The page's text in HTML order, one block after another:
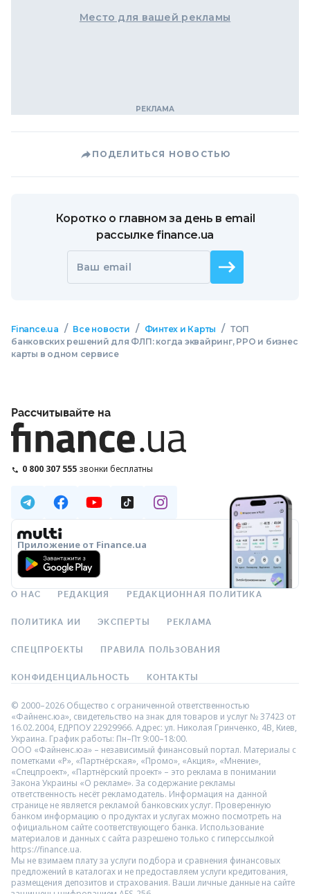
Место для вашей рекламы
ПОДЕЛИТЬСЯ НОВОСТЬЮ
Коротко о главном за день в email
рассылке finance.ua
Ваш email
Finance.ua / Все новости / Финтех и Карты / ТОП
банковских решений для ФЛП: когда эквайринг, РРО и бизнес
карты в одном сервисе
Рассчитывайте на
0 800 307 555 звонки бесплатны
Приложение от Finance.ua
О НАС РЕДАКЦИЯ РЕДАКЦИОННАЯ ПОЛИТИКА
ПОЛИТИКА ИИ ЭКСПЕРТЫ РЕКЛАМА
СПЕЦПРОЕКТЫ ПРАВИЛА ПОЛЬЗОВАНИЯ
КОНФИДЕНЦИАЛЬНОСТЬ КОНТАКТЫ
© 2000–2026 Общество с ограниченной ответственностью
«Файненс.юа», свидетельство на знак для товаров и услуг № 37423 от
16.02.2004, ЕДРПОУ 22929966. Адрес: ул. Николая Гринченко, 4В, Киев,
Украина. График работы: Пн–Пт 9:00–18:00.
ООО «Файненс.юа» – независимый финансовый портал. Материалы с
пометками «Р», «Партнёрская», «Промо», «Акция», «Мнение»,
«Спецпроект», «Партнёрский проект» – это реклама в понимании
Закона Украины «О рекламе». За содержание рекламы
ответственность несёт рекламодатель. Информация на данной
странице не является рекламой банковских услуг. Проверенную
банком информацию о продуктах и услугах можно посмотреть на
официальном сайте соответствующего банка. Использование
материалов и данных с сайта разрешено только с гиперссылкой
https://finance.ua.
Мы не взимаем плату за услуги подбора и сравнения финансовых
предложений в каталогах и не предоставляем услуги кредитования,
размещения депозитов и страхования. Ваши личные данные на сайте